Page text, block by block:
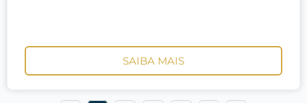
SAIBA MAIS